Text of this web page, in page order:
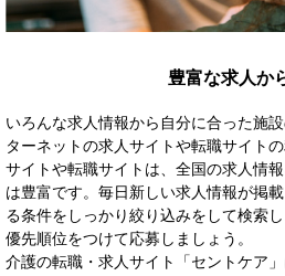
豊富な求人か
いろんな求人情報から自分に合った施
ターネットの求人サイトや転職サイト
サイトや転職サイトは、全国の求人情
は豊富です。毎日新しい求人情報が掲
る条件をしっかり絞り込みをして検索
優先順位をつけて応募しましょう。
介護の転職・求人サイト「セントケア